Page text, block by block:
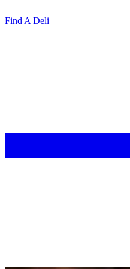
Find A Deli